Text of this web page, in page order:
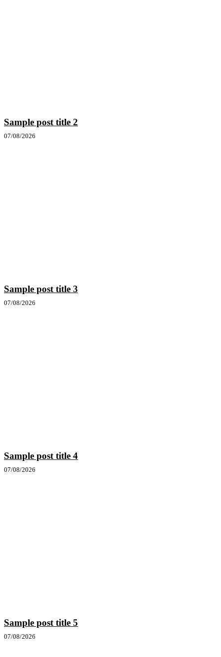
Sample post title 2
07/08/2026
Sample post title 3
07/08/2026
Sample post title 4
07/08/2026
Sample post title 5
07/08/2026